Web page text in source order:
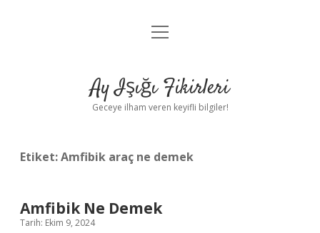
Anasayfa
Yasal Uyarı
menüyü
Ay Işığı Fikirleri
Geceye ilham veren keyifli bilgiler!
Etiket:Amfibik araç ne demek
Amfibik Ne Demek
Tarih: Ekim 9, 2024